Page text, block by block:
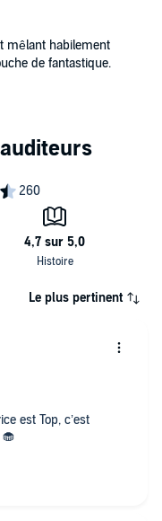
mêlant habilement
de fantastique.
Le plus pertinent
est Top, c’est